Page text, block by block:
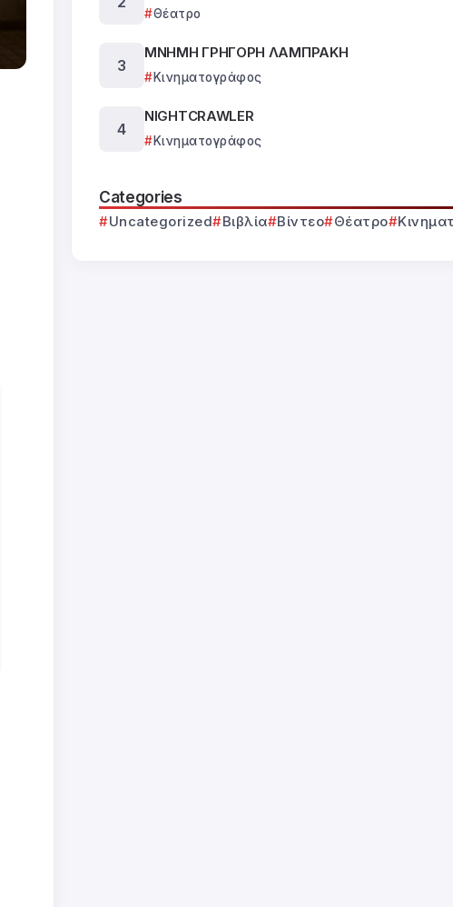
Θέατρο
ΜΝΗΜΗ ΓΡΗΓΟΡΗ ΛΑΜΠΡΑΚΗ
Κινηματογράφος
NIGHTCRAWLER
Κινηματογράφος
Categories
Uncategorized Βιβλία Βίντεο Θέατρο